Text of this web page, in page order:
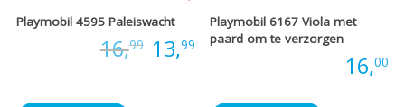
Playmobil 4595 Paleiswacht
16,99 Oorspronkelijke
13,99Huidige
Playmobil 6167 Viola met
paard om te verzorgen
16,00